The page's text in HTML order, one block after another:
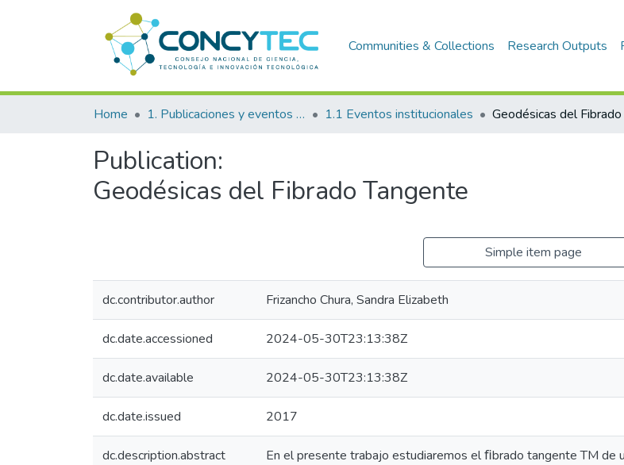
Communities & Collections Research Outputs
Home 1. Publicaciones y eventos institucionales 1.1 Eventos institucionales
Publication:
Geodésicas del Fibrado Tangente
Simple item page
dc.contributor.author Frizancho Chura, Sandra Elizabeth
dc.date.accessioned 2024-05-30T23:13:38Z
dc.date.available 2024-05-30T23:13:38Z
dc.date.issued 2017
dc.description.abstract
En el presente trabajo estudiaremos el ﬁbrado tangente TM de